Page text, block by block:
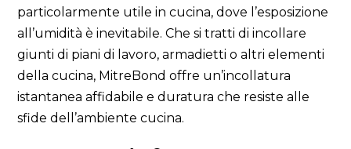
particolarmente utile in cucina, dove l’esposizione
all’umidità è inevitabile. Che si tratti di incollare
giunti di piani di lavoro, armadietti o altri elementi
della cucina, MitreBond offre un’incollatura
istantanea affidabile e duratura che resiste alle
sfide dell’ambiente cucina.